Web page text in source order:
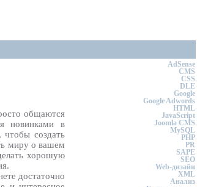
общаются
новинками в
чтобы создать
миру о вашем
хорошую
достаточно
AdSense
CMS
CSS
DLE
Google
Google Adwords
HTML
JavaScript
Joomla CMS
MySQL
PHP
PR
SAPE
SEO
Web-дизайн
XML
Анализ